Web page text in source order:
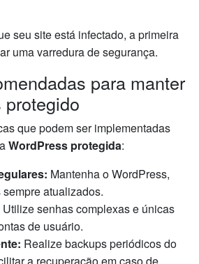
seu site está infectado, a primeira
uma varredura de segurança.
para manter
protegido
que podem ser implementadas
WordPress protegida:
Mantenha o WordPress,
atualizados.
Utilize senhas complexas e únicas
de usuário.
Realize backups periódicos do
a recuperação em caso de